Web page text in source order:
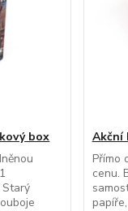
box
Starý
Akční
Přímo
cenu.